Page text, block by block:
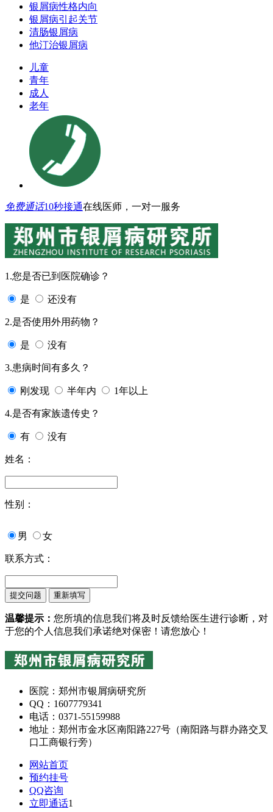
银屑病性格内向
银屑病引起关节
清肠银屑病
他汀治银屑病
儿童
青年
成人
老年
免费通话10秒接通在线医师，一对一服务
1.您是否已到医院确诊？
是 还没有
2.是否使用外用药物？
是 没有
3.患病时间有多久？
刚发现 半年内 1年以上
4.是否有家族遗传史？
有 没有
姓名：
性别：
男 女
联系方式：
温馨提示： 您所填的信息我们将及时反馈给医生进行诊断，对
于您的个人信息我们承诺绝对保密！请您放心！
医院：郑州市银屑病研究所
QQ：1607779341
电话：0371-55159988
地址：郑州市金水区南阳路227号（南阳路与群办路交叉
口工商银行旁）
网站首页
预约挂号
QQ咨询
立即通话1